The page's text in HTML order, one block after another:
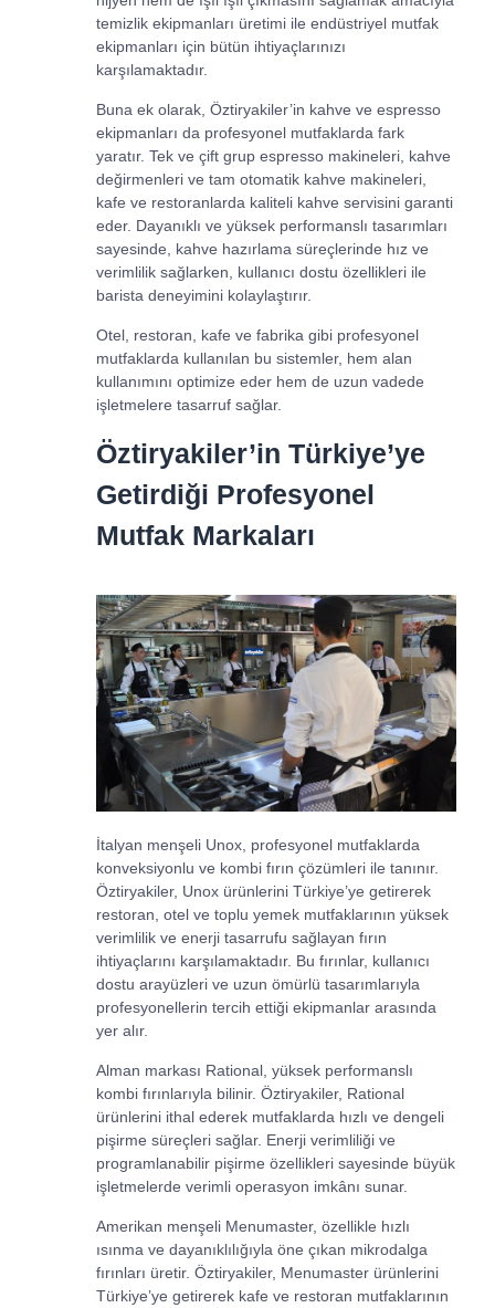
temizlik ekipmanları üretimi ile endüstriyel mutfak
ekipmanları için bütün ihtiyaçlarınızı
karşılamaktadır.
Buna ek olarak, Öztiryakiler’in kahve ve espresso
ekipmanları da profesyonel mutfaklarda fark
yaratır. Tek ve çift grup espresso makineleri, kahve
değirmenleri ve tam otomatik kahve makineleri,
kafe ve restoranlarda kaliteli kahve servisini garanti
eder. Dayanıklı ve yüksek performanslı tasarımları
sayesinde, kahve hazırlama süreçlerinde hız ve
verimlilik sağlarken, kullanıcı dostu özellikleri ile
barista deneyimini kolaylaştırır.
Otel, restoran, kafe ve fabrika gibi profesyonel
mutfaklarda kullanılan bu sistemler, hem alan
kullanımını optimize eder hem de uzun vadede
işletmelere tasarruf sağlar.
Öztiryakiler’in Türkiye’ye
Getirdiği Profesyonel
Mutfak Markaları
İtalyan menşeli Unox, profesyonel mutfaklarda
konveksiyonlu ve kombi fırın çözümleri ile tanınır.
Öztiryakiler, Unox ürünlerini Türkiye’ye getirerek
restoran, otel ve toplu yemek mutfaklarının yüksek
verimlilik ve enerji tasarrufu sağlayan fırın
ihtiyaçlarını karşılamaktadır. Bu fırınlar, kullanıcı
dostu arayüzleri ve uzun ömürlü tasarımlarıyla
profesyonellerin tercih ettiği ekipmanlar arasında
yer alır.
Alman markası Rational, yüksek performanslı
kombi fırınlarıyla bilinir. Öztiryakiler, Rational
ürünlerini ithal ederek mutfaklarda hızlı ve dengeli
pişirme süreçleri sağlar. Enerji verimliliği ve
programlanabilir pişirme özellikleri sayesinde büyük
işletmelerde verimli operasyon imkânı sunar.
Amerikan menşeli Menumaster, özellikle hızlı
ısınma ve dayanıklılığıyla öne çıkan mikrodalga
fırınları üretir. Öztiryakiler, Menumaster ürünlerini
Türkiye’ye getirerek kafe ve restoran mutfaklarının